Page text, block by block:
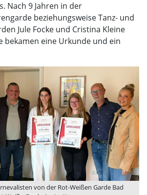
Nach 9 Jahren in der
beziehungsweise Tanz- und
Jule Focke und Cristina Kleine
bekamen eine Urkunde und ein
von der Rot-Weißen Garde Bad